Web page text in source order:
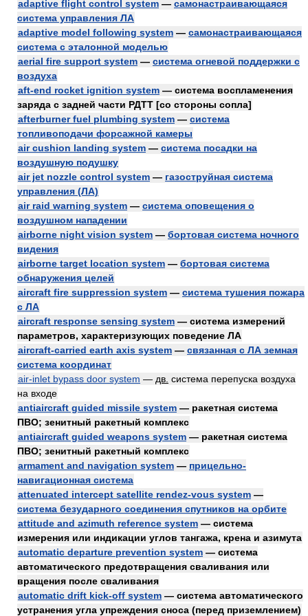
adaptive flight control system — самонастраивающаяся
система управления ЛА
adaptive model following system — самонастраивающаяся
система с эталонной моделью
aerial fire support system — система огневой поддержки с
воздуха
aft-end rocket ignition system — система воспламенения
заряда с задней части РДТТ [со стороны сопла]
afterburner fuel plumbing system — система
топливоподачи форсажной камеры
air cushion landing system — система посадки на
воздушную подушку
air jet nozzle control system — газоструйная система
управления (ЛА)
air raid warning system — система оповещения о
воздушном нападении
airborne night vision system — бортовая система ночного
видения
airborne target location system — бортовая система
обнаружения целей
aircraft fire suppression system — система тушения пожара
с ЛА
aircraft response sensing system — система измерений
параметров, характеризующих поведение ЛА
aircraft-carried earth axis system — связанная с ЛА земная
система координат
air-inlet bypass door system — дв. система перепуска воздуха
на входе
antiaircraft guided missile system — ракетная система
ПВО; зенитный ракетный комплекс
antiaircraft guided weapons system — ракетная система
ПВО; зенитный ракетный комплекс
armament and navigation system — прицельно-
навигационная система
attenuated intercept satellite rendez-vous system —
система безударного соединения спутников на орбите
attitude and azimuth reference system — система
измерения или индикации углов тангажа, крена и азимута
automatic departure prevention system — система
автоматического предотвращения сваливания или
вращения после сваливания
automatic drift kick-off system — система автоматического
устранения угла упреждения сноса (перед приземлением)